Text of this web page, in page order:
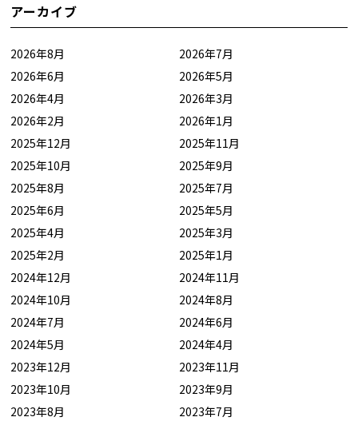
アーカイブ
2026年8月
2026年7月
2026年6月
2026年5月
2026年4月
2026年3月
2026年2月
2026年1月
2025年12月
2025年11月
2025年10月
2025年9月
2025年8月
2025年7月
2025年6月
2025年5月
2025年4月
2025年3月
2025年2月
2025年1月
2024年12月
2024年11月
2024年10月
2024年8月
2024年7月
2024年6月
2024年5月
2024年4月
2023年12月
2023年11月
2023年10月
2023年9月
2023年8月
2023年7月